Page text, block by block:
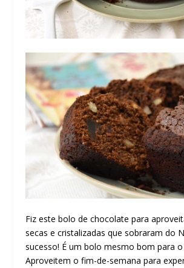
Fiz este bolo de chocolate para
secas e cristalizadas que sobraram do
sucesso! É um bolo mesmo bom para
Aproveitem o fim-de-semana para